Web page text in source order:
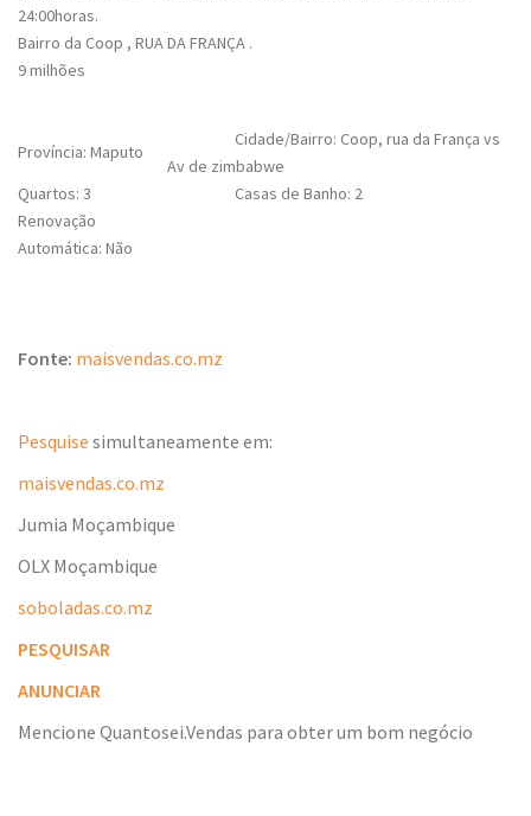
24:00horas.
Bairro da Coop , RUA DA FRANÇA .
9 milhões
Província: Maputo
Cidade/Bairro: Coop, rua da França vs
Av de zimbabwe
Quartos: 3
Casas de Banho: 2
Renovação
Automática: Não
Fonte: maisvendas.co.mz
Pesquise simultaneamente em:
maisvendas.co.mz
Jumia Moçambique
OLX Moçambique
soboladas.co.mz
PESQUISAR
ANUNCIAR
Mencione Quantosei.Vendas para obter um bom negócio